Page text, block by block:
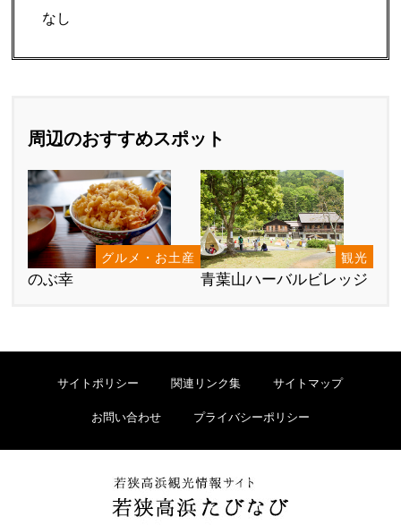
なし
周辺のおすすめスポット
グルメ・お土産
のぶ幸
観光
青葉山ハーバルビレッジ
サイトポリシー 関連リンク集 サイトマップ
お問い合わせ プライバシーポリシー